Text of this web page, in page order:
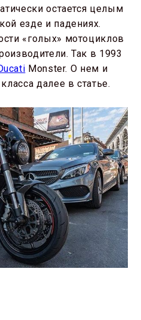
остается целым
езде и падениях.
«голых» мотоциклов
Так в 1993
Monster. О нем и
далее в статье.